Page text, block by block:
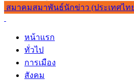
สมาคมสมาพันธ์นักข่าว (ประเทศไท
หน้าแรก
ทั่วไป
การเมือง
สังคม